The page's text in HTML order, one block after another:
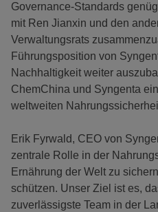
Governance-Standards
mit Ren Jianxin und den
Verwaltungsrats
Führungsposition von
Nachhaltigkeit weiter
ChemChina und Syngenta
weltweiten
Erik Fyrwald, CEO von
zentrale Rolle in der
Ernährung der Welt zu
schützen. Unser Ziel ist es,
zuverlässigste Team in der